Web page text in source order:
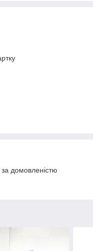
домовленістю